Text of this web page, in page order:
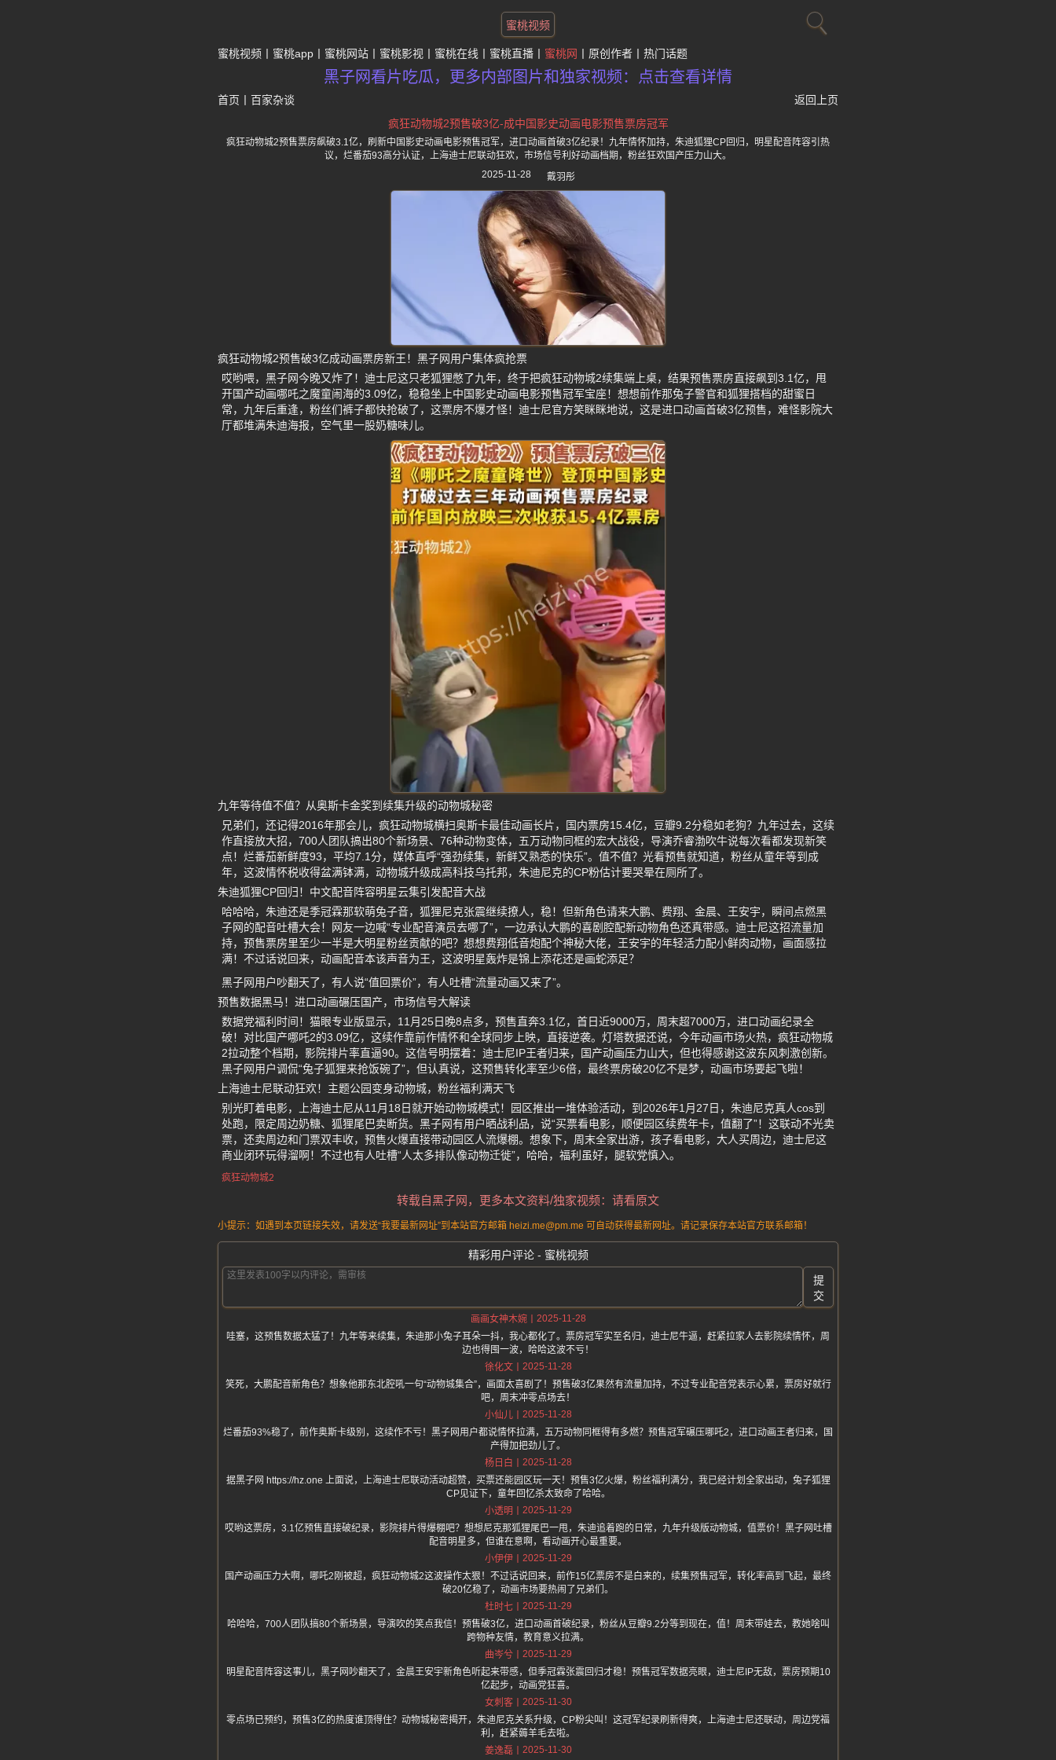
蜜桃视频
蜜桃视频 蜜桃app 蜜桃网站 蜜桃影视 蜜桃在线 蜜桃直播 蜜桃网 原创作者 热门话题
黑子网看片吃瓜，更多内部图片和独家视频：点击查看详情
首页 百家杂谈
返回上页
疯狂动物城2预售破3亿-成中国影史动画电影预售票房冠军
疯狂动物城2预售票房飙破3.1亿，刷新中国影史动画电影预售冠军，进口动画首破3亿纪录！九年情怀加持，朱迪狐狸CP回归，明星配音阵容引热
议，烂番茄93高分认证，上海迪士尼联动狂欢，市场信号利好动画档期，粉丝狂欢国产压力山大。
2025-11-28
戴羽彤
疯狂动物城2预售破3亿成动画票房新王！黑子网用户集体疯抢票
哎哟喂，黑子网今晚又炸了！迪士尼这只老狐狸憋了九年，终于把疯狂动物城2续集端上桌，结果预售票房直接飙到3.1亿，甩
开国产动画哪吒之魔童闹海的3.09亿，稳稳坐上中国影史动画电影预售冠军宝座！想想前作那兔子警官和狐狸搭档的甜蜜日
常，九年后重逢，粉丝们裤子都快抢破了，这票房不爆才怪！迪士尼官方笑眯眯地说，这是进口动画首破3亿预售，难怪影院大
厅都堆满朱迪海报，空气里一股奶糖味儿。
九年等待值不值？从奥斯卡金奖到续集升级的动物城秘密
兄弟们，还记得2016年那会儿，疯狂动物城横扫奥斯卡最佳动画长片，国内票房15.4亿，豆瓣9.2分稳如老狗？九年过去，这续
作直接放大招，700人团队搞出80个新场景、76种动物变体，五万动物同框的宏大战役，导演乔睿渤吹牛说每次看都发现新笑
点！烂番茄新鲜度93，平均7.1分，媒体直呼“强劲续集，新鲜又熟悉的快乐”。值不值？光看预售就知道，粉丝从童年等到成
年，这波情怀税收得盆满钵满，动物城升级成高科技乌托邦，朱迪尼克的CP粉估计要哭晕在厕所了。
朱迪狐狸CP回归！中文配音阵容明星云集引发配音大战
哈哈哈，朱迪还是季冠霖那软萌兔子音，狐狸尼克张震继续撩人，稳！但新角色请来大鹏、费翔、金晨、王安宇，瞬间点燃黑
子网的配音吐槽大会！网友一边喊“专业配音演员去哪了”，一边承认大鹏的喜剧腔配新动物角色还真带感。迪士尼这招流量加
持，预售票房里至少一半是大明星粉丝贡献的吧？想想费翔低音炮配个神秘大佬，王安宇的年轻活力配小鲜肉动物，画面感拉
满！不过话说回来，动画配音本该声音为王，这波明星轰炸是锦上添花还是画蛇添足？
黑子网用户吵翻天了，有人说“值回票价”，有人吐槽“流量动画又来了”。
预售数据黑马！进口动画碾压国产，市场信号大解读
数据党福利时间！猫眼专业版显示，11月25日晚8点多，预售直奔3.1亿，首日近9000万，周末超7000万，进口动画纪录全
破！对比国产哪吒2的3.09亿，这续作靠前作情怀和全球同步上映，直接逆袭。灯塔数据还说，今年动画市场火热，疯狂动物城
2拉动整个档期，影院排片率直逼90。这信号明摆着：迪士尼IP王者归来，国产动画压力山大，但也得感谢这波东风刺激创新。
黑子网用户调侃“兔子狐狸来抢饭碗了”，但认真说，这预售转化率至少6倍，最终票房破20亿不是梦，动画市场要起飞啦！
上海迪士尼联动狂欢！主题公园变身动物城，粉丝福利满天飞
别光盯着电影，上海迪士尼从11月18日就开始动物城模式！园区推出一堆体验活动，到2026年1月27日，朱迪尼克真人cos到
处跑，限定周边奶糖、狐狸尾巴卖断货。黑子网有用户晒战利品，说“买票看电影，顺便园区续费年卡，值翻了”！这联动不光卖
票，还卖周边和门票双丰收，预售火爆直接带动园区人流爆棚。想象下，周末全家出游，孩子看电影，大人买周边，迪士尼这
商业闭环玩得溜啊！不过也有人吐槽“人太多排队像动物迁徙”，哈哈，福利虽好，腿软党慎入。
疯狂动物城2
转载自黑子网，更多本文资料/独家视频：请看原文
小提示：如遇到本页链接失效，请发送“我要最新网址”到本站官方邮箱 heizi.me@pm.me 可自动获得最新网址。请记录保存本站官方联系邮箱！
精彩用户评论 - 蜜桃视频
提
交
画画女神木婉
2025-11-28
哇塞，这预售数据太猛了！九年等来续集，朱迪那小兔子耳朵一抖，我心都化了。票房冠军实至名归，迪士尼牛逼，赶紧拉家人去影院续情怀，周
边也得囤一波，哈哈这波不亏！
徐化文
2025-11-28
笑死，大鹏配音新角色？想象他那东北腔吼一句“动物城集合”，画面太喜剧了！预售破3亿果然有流量加持，不过专业配音党表示心累，票房好就行
吧，周末冲零点场去！
小仙儿
2025-11-28
烂番茄93%稳了，前作奥斯卡级别，这续作不亏！黑子网用户都说情怀拉满，五万动物同框得有多燃？预售冠军碾压哪吒2，进口动画王者归来，国
产得加把劲儿了。
杨日白
2025-11-28
据黑子网 https://hz.one 上面说，上海迪士尼联动活动超赞，买票还能园区玩一天！预售3亿火爆，粉丝福利满分，我已经计划全家出动，兔子狐狸
CP见证下，童年回忆杀太致命了哈哈。
小透明
2025-11-29
哎哟这票房，3.1亿预售直接破纪录，影院排片得爆棚吧？想想尼克那狐狸尾巴一甩，朱迪追着跑的日常，九年升级版动物城，值票价！黑子网吐槽
配音明星多，但谁在意啊，看动画开心最重要。
小伊伊
2025-11-29
国产动画压力大啊，哪吒2刚被超，疯狂动物城2这波操作太狠！不过话说回来，前作15亿票房不是白来的，续集预售冠军，转化率高到飞起，最终
破20亿稳了，动画市场要热闹了兄弟们。
杜时七
2025-11-29
哈哈哈，700人团队搞80个新场景，导演吹的笑点我信！预售破3亿，进口动画首破纪录，粉丝从豆瓣9.2分等到现在，值！周末带娃去，教她啥叫
跨物种友情，教育意义拉满。
曲岑兮
2025-11-29
明星配音阵容这事儿，黑子网吵翻天了，金晨王安宇新角色听起来带感，但季冠霖张震回归才稳！预售冠军数据亮眼，迪士尼IP无敌，票房预期10
亿起步，动画党狂喜。
女刺客
2025-11-30
零点场已预约，预售3亿的热度谁顶得住？动物城秘密揭开，朱迪尼克关系升级，CP粉尖叫！这冠军纪录刷新得爽，上海迪士尼还联动，周边党福
利，赶紧薅羊毛去啦。
姜逸磊
2025-11-30